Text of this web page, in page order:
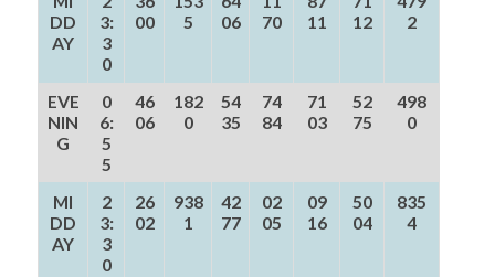
DD
AY
3:
3
0
00
5
06
70
11
12
2
EVE
NIN
G
0
6:
5
5
46
06
182
0
54
35
74
84
71
03
52
75
498
0
MI
DD
AY
2
3:
3
0
26
02
938
1
42
77
02
05
09
16
50
04
835
4